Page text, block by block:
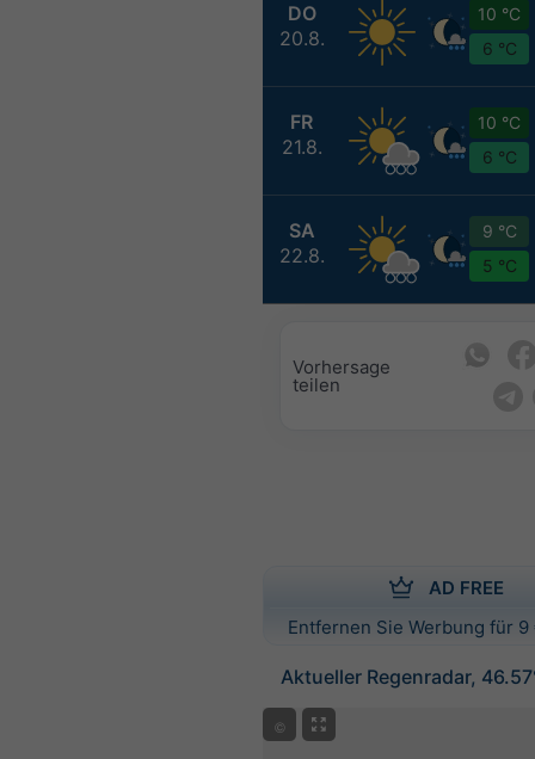
DO
20.8.
10 °C
6 °C
FR
21.8.
10 °C
6 °C
SA
22.8.
9 °C
5 °C
Vorhersage
teilen
AD FREE
Entfernen Sie Werbung für
Aktueller Regenradar,
©